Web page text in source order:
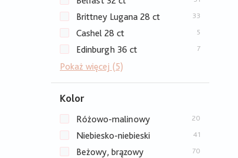
Brittney Lugana 28 ct 33
Cashel 28 ct 5
Edinburgh 36 ct 7
Pokaż więcej (5)
Kolor
Różowo-malinowy 20
Niebiesko-niebieski 41
Beżowy, brązowy 70